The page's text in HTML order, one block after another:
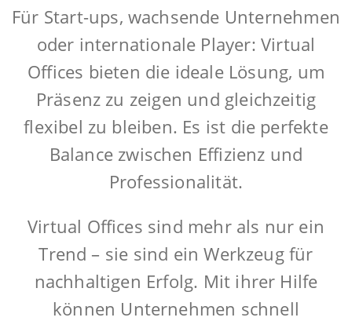
Für Start-ups, wachsende Unternehmen
oder internationale Player: Virtual
Offices bieten die ideale Lösung, um
Präsenz zu zeigen und gleichzeitig
flexibel zu bleiben. Es ist die perfekte
Balance zwischen Effizienz und
Professionalität.
Virtual Offices sind mehr als nur ein
Trend – sie sind ein Werkzeug für
nachhaltigen Erfolg. Mit ihrer Hilfe
können Unternehmen schnell